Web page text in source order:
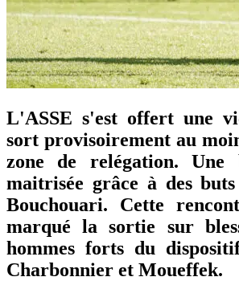
L'ASSE s'est offert une
sort provisoirement au
zone de relégation. Une
maitrisée grâce à des
Bouchouari. Cette
marqué la sortie sur
hommes forts du
Charbonnier et Moueffek.